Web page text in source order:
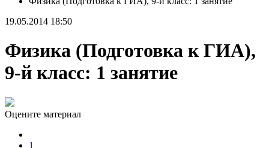
19.05.2014 18:50
Физика (Подготовка к ГИА),
9-й класс: 1 занятие
Оцените материал
1